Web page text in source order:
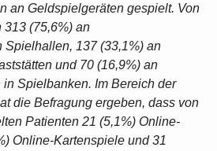
an Geldspielgeräten gespielt. Von
(75,6%) an
Spielhallen, 137 (33,1%) an
und 70 (16,9%) an
Spielbanken. Im Bereich der
die Befragung ergeben, dass von
Patienten 21 (5,1%) Online-
Online-Kartenspiele und 31